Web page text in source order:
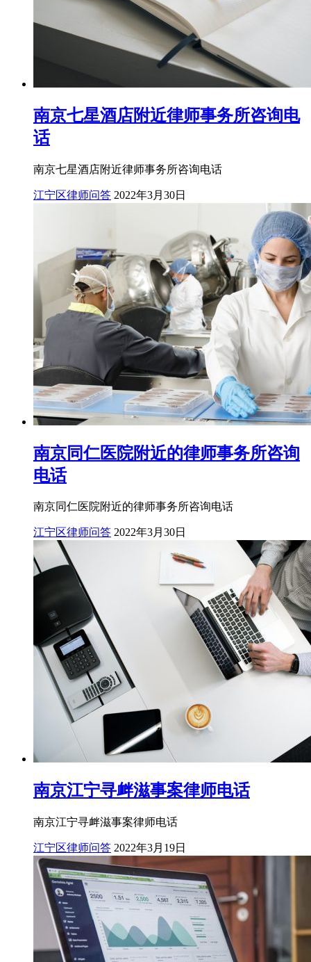
南京七星酒店附近律师事务所咨询电
话
南京七星酒店附近律师事务所咨询电话
江宁区律师问答 2022年3月30日
南京同仁医院附近的律师事务所咨询
电话
南京同仁医院附近的律师事务所咨询电话
江宁区律师问答 2022年3月30日
南京江宁寻衅滋事案律师电话
南京江宁寻衅滋事案律师电话
江宁区律师问答 2022年3月19日